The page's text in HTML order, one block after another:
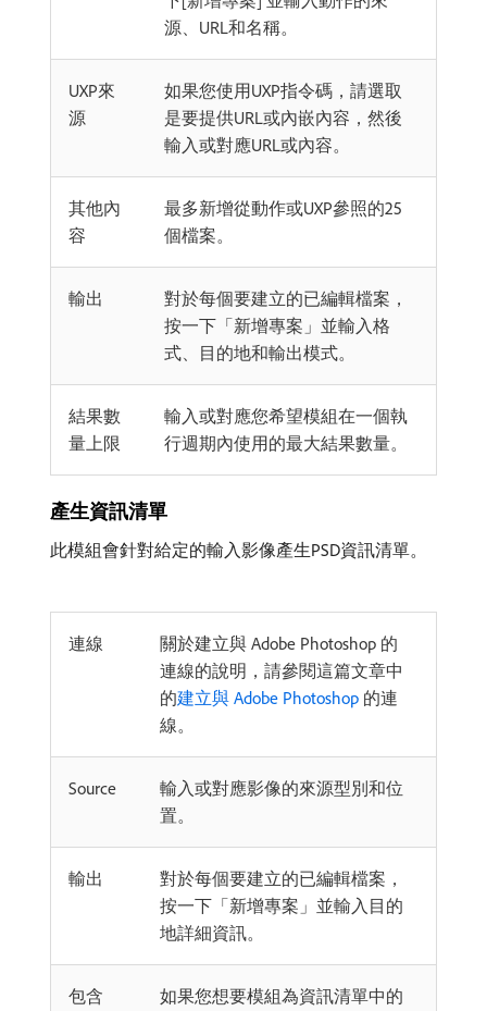
源、URL和名稱。
UXP來
源
如果您使用UXP指令碼，請選取
是要提供URL或內嵌內容，然後
輸入或對應URL或內容。
其他內
容
最多新增從動作或UXP參照的25
個檔案。
輸出
對於每個要建立的已編輯檔案，
按一下「新增專案」並輸入格
式、目的地和輸出模式。
結果數
量上限
輸入或對應您希望模組在一個執
行週期內使用的最大結果數量。
產生資訊清單
此模組會針對給定的輸入影像產生PSD資訊清單。
連線
關於建立與 Adobe Photoshop 的
連線的說明，請參閱這篇文章中
的建立與 Adobe Photoshop 的連
線。
Source
輸入或對應影像的來源型別和位
置。
輸出
對於每個要建立的已編輯檔案，
按一下「新增專案」並輸入目的
地詳細資訊。
包含
如果您想要模組為資訊清單中的